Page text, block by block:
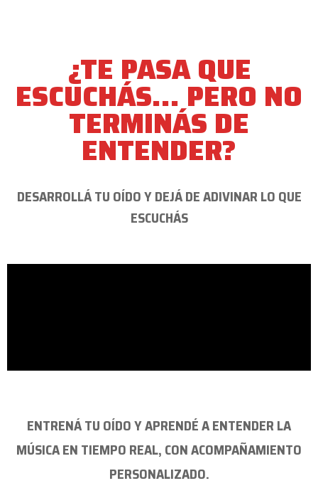
¿TE PASA QUE
ESCUCHÁS… PERO NO
TERMINÁS DE
ENTENDER?
DESARROLLÁ TU OÍDO Y DEJÁ DE ADIVINAR LO QUE
ESCUCHÁS
ENTRENÁ TU OÍDO Y APRENDÉ A ENTENDER LA
MÚSICA EN TIEMPO REAL, CON ACOMPAÑAMIENTO
PERSONALIZADO.